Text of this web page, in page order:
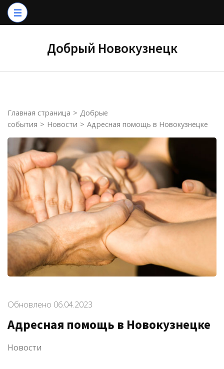
Перейти
Добрый Новокузнецк
Главная страница > Добрые
события > Новости > Адресная помощь в Новокузнецке
Обновлено 06.04.2023
Адресная помощь в Новокузнецке
Новости